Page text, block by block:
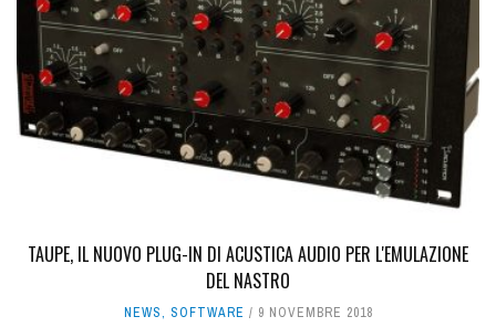
TAUPE, IL NUOVO PLUG-IN DI ACUSTICA AUDIO PER L'EMULAZIONE
DEL NASTRO
NEWS, SOFTWARE 9 NOVEMBRE 2018